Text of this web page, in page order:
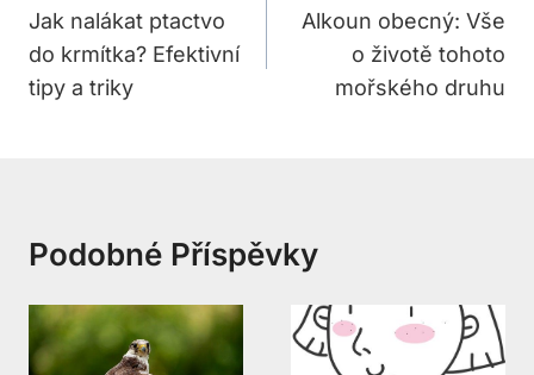
Pro
Příspěvek
Jak nalákat ptactvo
do krmítka? Efektivní
tipy a triky
Alkoun obecný: Vše
o životě tohoto
mořského druhu
Podobné Příspěvky